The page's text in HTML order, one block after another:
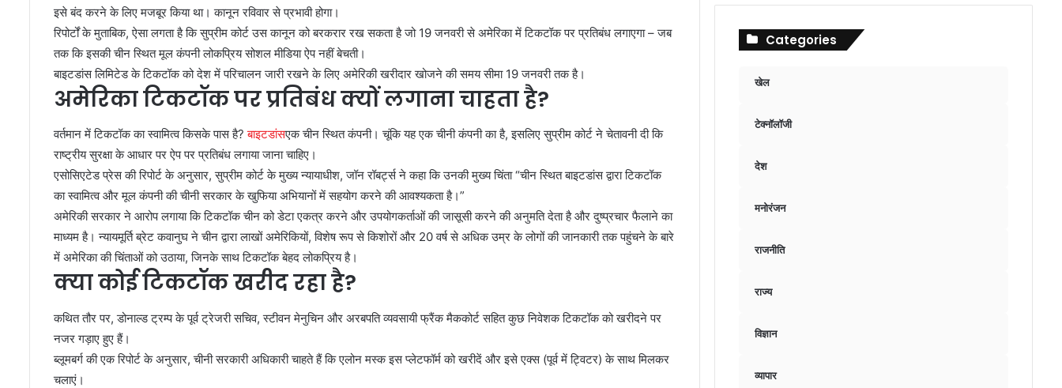
इसे बंद करने के लिए मजबूर किया था। कानून रविवार से प्रभावी होगा।
रिपोर्टों के मुताबिक, ऐसा लगता है कि सुप्रीम कोर्ट उस कानून को बरकरार रख सकता है जो 19 जनवरी से अमेरिका में टिकटॉक पर प्रतिबंध लगाएगा – जब
तक कि इसकी चीन स्थित मूल कंपनी लोकप्रिय सोशल मीडिया ऐप नहीं बेचती।
बाइटडांस लिमिटेड के टिकटॉक को देश में परिचालन जारी रखने के लिए अमेरिकी खरीदार खोजने की समय सीमा 19 जनवरी तक है।
अमेरिका टिकटॉक पर प्रतिबंध क्यों लगाना चाहता है?
वर्तमान में टिकटॉक का स्वामित्व किसके पास है?बाइटडांसएक चीन स्थित कंपनी। चूंकि यह एक चीनी कंपनी का है, इसलिए सुप्रीम कोर्ट ने चेतावनी दी कि
राष्ट्रीय सुरक्षा के आधार पर ऐप पर प्रतिबंध लगाया जाना चाहिए।
एसोसिएटेड प्रेस की रिपोर्ट के अनुसार, सुप्रीम कोर्ट के मुख्य न्यायाधीश, जॉन रॉबर्ट्स ने कहा कि उनकी मुख्य चिंता “चीन स्थित बाइटडांस द्वारा टिकटॉक
का स्वामित्व और मूल कंपनी की चीनी सरकार के खुफिया अभियानों में सहयोग करने की आवश्यकता है।”
अमेरिकी सरकार ने आरोप लगाया कि टिकटॉक चीन को डेटा एकत्र करने और उपयोगकर्ताओं की जासूसी करने की अनुमति देता है और दुष्प्रचार फैलाने का
माध्यम है। न्यायमूर्ति ब्रेट कवानुघ ने चीन द्वारा लाखों अमेरिकियों, विशेष रूप से किशोरों और 20 वर्ष से अधिक उम्र के लोगों की जानकारी तक पहुंचने के बारे
में अमेरिका की चिंताओं को उठाया, जिनके साथ टिकटॉक बेहद लोकप्रिय है।
क्या कोई टिकटॉक खरीद रहा है?
कथित तौर पर, डोनाल्ड ट्रम्प के पूर्व ट्रेजरी सचिव, स्टीवन मेनुचिन और अरबपति व्यवसायी फ्रैंक मैककोर्ट सहित कुछ निवेशक टिकटॉक को खरीदने पर
नजर गड़ाए हुए हैं।
ब्लूमबर्ग की एक रिपोर्ट के अनुसार, चीनी सरकारी अधिकारी चाहते हैं कि एलोन मस्क इस प्लेटफॉर्म को खरीदें और इसे एक्स (पूर्व में ट्विटर) के साथ मिलकर
चलाएं।
Categories
खेल
टेक्नॉलॉजी
देश
मनोरंजन
राजनीति
राज्य
विज्ञान
व्यापार